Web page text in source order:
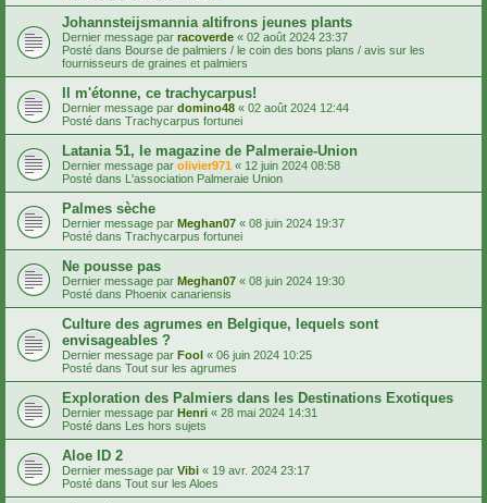
Johannsteijsmannia altifrons jeunes plants
Dernier message par racoverde « 02 août 2024 23:37
Posté dans Bourse de palmiers / le coin des bons plans / avis sur les
fournisseurs de graines et palmiers
Il m'étonne, ce trachycarpus!
Dernier message par domino48 « 02 août 2024 12:44
Posté dans Trachycarpus fortunei
Latania 51, le magazine de Palmeraie-Union
Dernier message par olivier971 « 12 juin 2024 08:58
Posté dans L'association Palmeraie Union
Palmes sèche
Dernier message par Meghan07 « 08 juin 2024 19:37
Posté dans Trachycarpus fortunei
Ne pousse pas
Dernier message par Meghan07 « 08 juin 2024 19:30
Posté dans Phoenix canariensis
Culture des agrumes en Belgique, lequels sont
envisageables ?
Dernier message par Fool « 06 juin 2024 10:25
Posté dans Tout sur les agrumes
Exploration des Palmiers dans les Destinations Exotiques
Dernier message par Henri « 28 mai 2024 14:31
Posté dans Les hors sujets
Aloe ID 2
Dernier message par Vibi « 19 avr. 2024 23:17
Posté dans Tout sur les Aloes